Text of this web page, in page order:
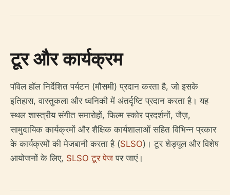
टूर और कार्यक्रम
पॉवेल हॉल निर्देशित पर्यटन (मौसमी) प्रदान करता है, जो इसके
इतिहास, वास्तुकला और ध्वनिकी में अंतर्दृष्टि प्रदान करता है। यह
स्थल शास्त्रीय संगीत समारोहों, फिल्म स्कोर प्रदर्शनों, जैज़,
सामुदायिक कार्यक्रमों और शैक्षिक कार्यशालाओं सहित विभिन्न प्रकार
के कार्यक्रमों की मेजबानी करता है (SLSO)। टूर शेड्यूल और विशेष
आयोजनों के लिए, SLSO टूर पेज पर जाएं।